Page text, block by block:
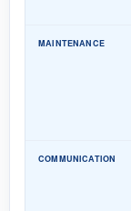
MAINTENANCE
COMMUNICATION